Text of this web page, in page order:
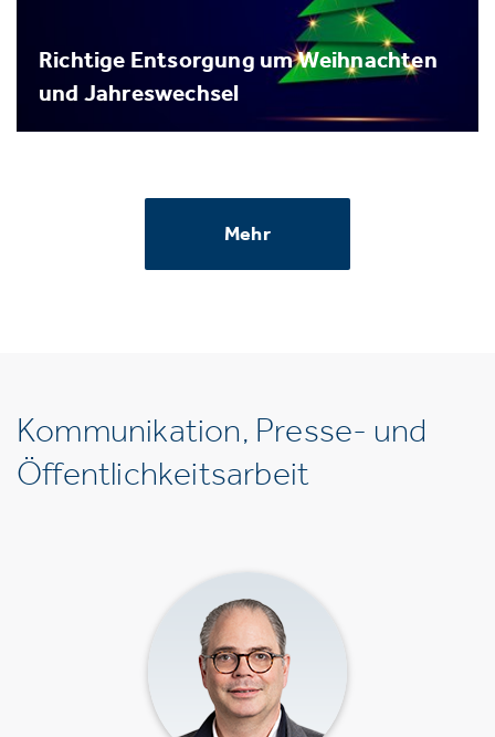
Richtige Entsorgung um Weihnachten
und Jahreswechsel
Mehr
Kommunikation, Presse- und
Öffentlichkeitsarbeit